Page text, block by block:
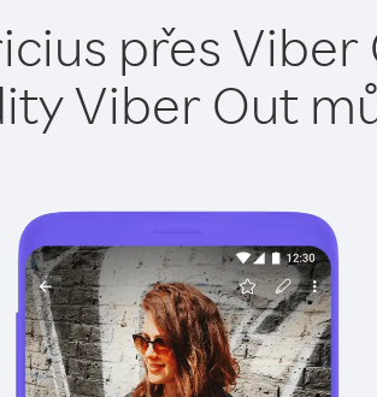
přes Viber
Viber Out